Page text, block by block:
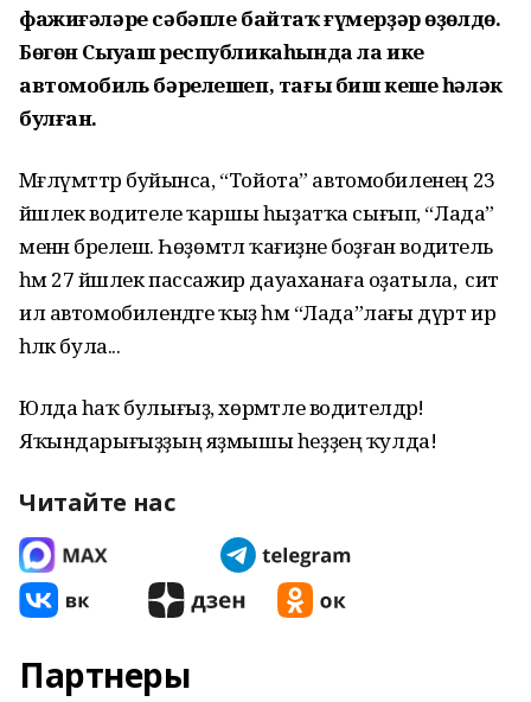
фажиғәләре сәбәпле байтаҡ ғүмерҙәр өҙөлдө.
Бөгөн Сыуаш республикаһында ла ике
автомобиль бәрелешеп, тағы биш кеше һәләк
булған.
Мәғлүмәттәр буйынса, “Тойота” автомобиленең 23
йәшлек водителе ҡаршы һыҙатҡа сығып, “Лада”
менән бәрелешә. Һөҙөмтәлә ҡағиҙәне боҙған водитель
һәм 27 йәшлек пассажир дауаханаға оҙатыла, ә сит
ил автомобилендәге ҡыҙ һәм “Лада”лағы дүрт ир
һәләк була...
Юлда һаҡ булығыҙ, хөрмәтле водителдәр!
Яҡындарығыҙҙың яҙмышы һеҙҙең ҡулда!
Читайте нас
Партнеры